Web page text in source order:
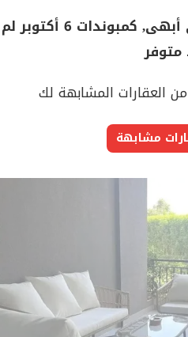
نعتذر, هذا شقة للبيع في أبهى, كمبوندات 6 أكتوبر لم
متوفر
العقارات المشابهة لك
مشابهة